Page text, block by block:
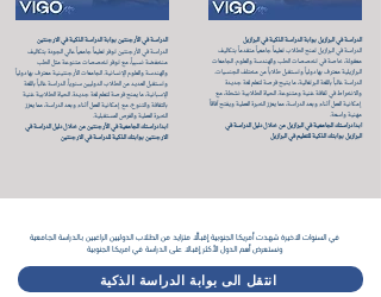
الدراسة في الأرجنتين بوابة الدراسة الذكية في الارجنتين
الدراسة في الأرجنتين توفر تعليماً جامعياً عالي الجودة بتكاليف
منخفضة نسبياً، مع توفر تخصصات متنوعة مثل الطب
والهندسة والعلوم الإنسانية. الجامعات الأرجنتينية معترف بها دولياً
وتستقبل العديد من الطلاب الدوليين سنوياً. الدراسة غالباً باللغة
الإسبانية، ما يمنح فرصة لتعلم لغة جديدة. الحياة الطلابية غنية
بالثقافة والتنوع، مع إمكانية العمل أثناء وبعد الدراسة، مما يعزز
الخبرة العملية والفرص المستقبلية.
ابدا دراستك الجامعية في الأرجنتين من خلال دليل الدراسة في
الارجنتين بوابتك الذكية للدراسة في الارجنتين
الدراسة في البرازيل بوابة الدراسة الذكية في البرازيل
الدراسة في البرازيل تمنح الطلاب تعليماً جامعياً متقدماً بتكاليف
معقولة، خاصة في تخصصات الطب والهندسة والعلوم. الجامعات
البرازيلية معترف بها دولياً وتستقبل طلاباً من مختلف الجنسيات.
الدراسة غالباً باللغة البرتغالية، ما يتيح فرصة لتعلم لغة جديدة
والانخراط في ثقافة غنية ومتنوعة. الحياة الطلابية نشطة، مع
إمكانية العمل أثناء وبعد الدراسة، مما يعزز الخبرة العملية ويفتح آفاقاً
مهنية واسعة.
ابدا دراستك الجامعية في البرازيل من خلال دليل الدراسة في
البرازيل بوابتك الذكية للتعليم في البرازيل
في السنوات الاخيرة شهدت أمريكا الجنوبية إقبالًا متزايد من الطلاب الدوليين الراغبين بالدراسة الجامعية
ونستعرض أهم الدول الأكثر إقبالا على الدراسة في امريكا الجنوبية
انتقل الى بوابة الدراسة الذكية